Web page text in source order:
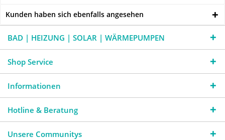
Kunden haben sich ebenfalls angesehen
BAD | HEIZUNG | SOLAR | WÄRMEPUMPEN
Shop Service
Informationen
Hotline & Beratung
Unsere Communitys